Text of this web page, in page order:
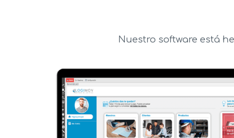
Nuestro software está